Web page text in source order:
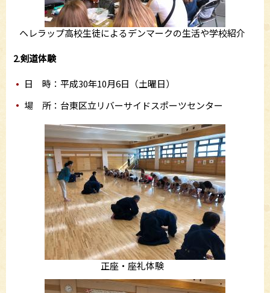
ヘレラップ高校生徒によるデンマークの生活や学校紹介
2.剣道体験
日 時：平成30年10月6日（土曜日）
場 所：台東区立リバーサイドスポーツセンター
正座・座礼体験